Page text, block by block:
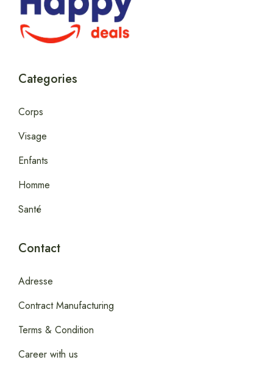
Categories
Corps
Visage
Enfants
Homme
Santé
Contact
Adresse
Contract Manufacturing
Terms & Condition
Career with us